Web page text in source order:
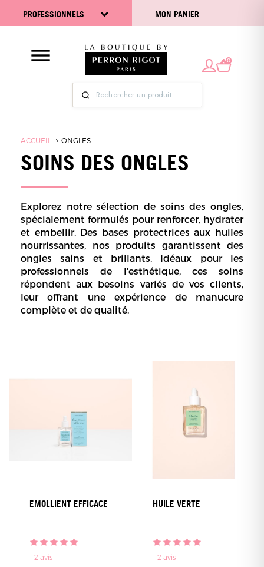
PROFESSIONNELS MON PANIER
0
ACCUEIL ONGLES
SOINS DES ONGLES
Explorez notre sélection de soins des ongles,
spécialement formulés pour renforcer, hydrater
et embellir. Des bases protectrices aux huiles
nourrissantes, nos produits garantissent des
ongles sains et brillants. Idéaux pour les
professionnels de l'esthétique, ces soins
répondent aux besoins variés de vos clients,
leur offrant une expérience de manucure
complète et de qualité.
EMOLLIENT EFFICACE
2 avis
HUILE VERTE
2 avis